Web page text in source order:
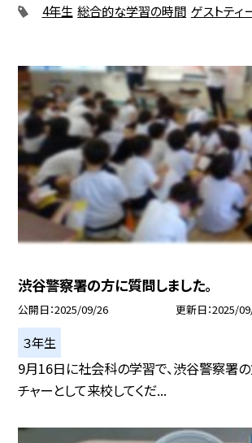
4年生 総合的な学習の時間 ゲストティ
渋谷警察署の方に質問しました。
公開日 2025/09/26 更新日 2025/
３年生
9月16日に社会科の学習で、渋谷警察署の
チャーとして来校してくだ...